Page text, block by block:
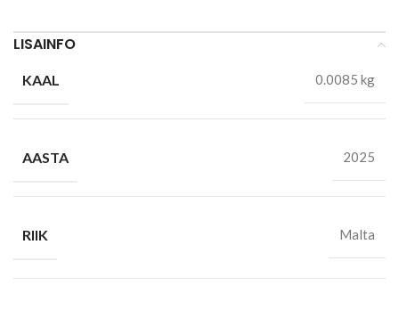
LISAINFO
KAAL 0.0085 kg
AASTA 2025
RIIK Malta